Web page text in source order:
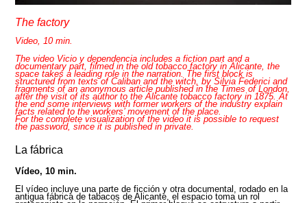
The factory
Video, 10 min.
The video Vicio y dependencia includes a fiction part and a
documentary part, filmed in the old tobacco factory in Alicante, the
space takes a leading role in the narration. The first block is
structured from texts of Caliban and the witch, by Silvia Federici and
fragments of an anonymous article published in the Times of London,
after the visit of its author to the Alicante tobacco factory in 1875. At
the end some interviews with former workers of the industry explain
facts related to the workers’ movement of the place.
For the complete visualization of the video it is possible to request
the password, since it is published in private.
La fábrica
Vídeo, 10 min.
El vídeo incluye una parte de ficción y otra documental, rodado en la
antigua fábrica de tabacos de Alicante, el espacio toma un rol